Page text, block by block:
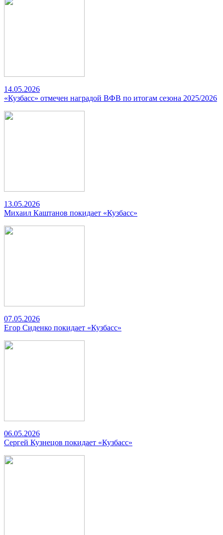
14.05.2026
«Кузбасс» отмечен наградой ВФВ по итогам сезона 2025/2026
13.05.2026
Михаил Каштанов покидает «Кузбасс»
07.05.2026
Егор Сиденко покидает «Кузбасс»
06.05.2026
Сергей Кузнецов покидает «Кузбасс»